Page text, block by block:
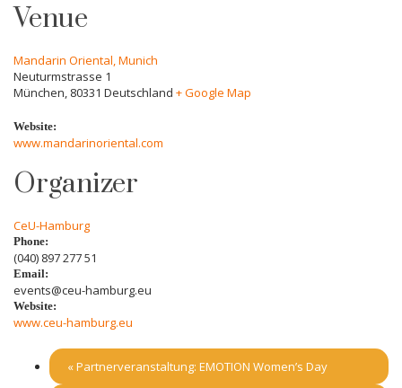
Venue
Mandarin Oriental, Munich
Neuturmstrasse 1
München, 80331 Deutschland + Google Map
Website:
www.mandarinoriental.com
Organizer
CeU-Hamburg
Phone:
(040) 897 277 51
Email:
events@ceu-hamburg.eu
Website:
www.ceu-hamburg.eu
«Partnerveranstaltung: EMOTION Women’s Day